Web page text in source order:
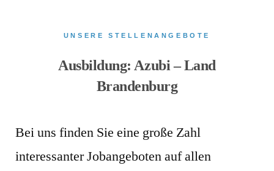
UNSERE STELLENANGEBOTE
Ausbildung: Azubi – Land
Brandenburg
Bei uns finden Sie eine große Zahl
interessanter Jobangeboten auf allen